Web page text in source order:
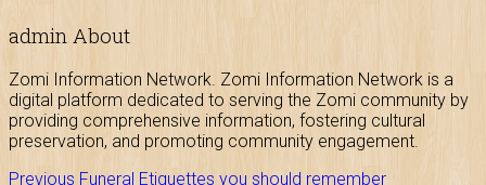
admin About
Zomi Information Network. Zomi Information Network is a
digital platform dedicated to serving the Zomi community by
providing comprehensive information, fostering cultural
preservation, and promoting community engagement.
Previous Funeral Etiquettes you should remember